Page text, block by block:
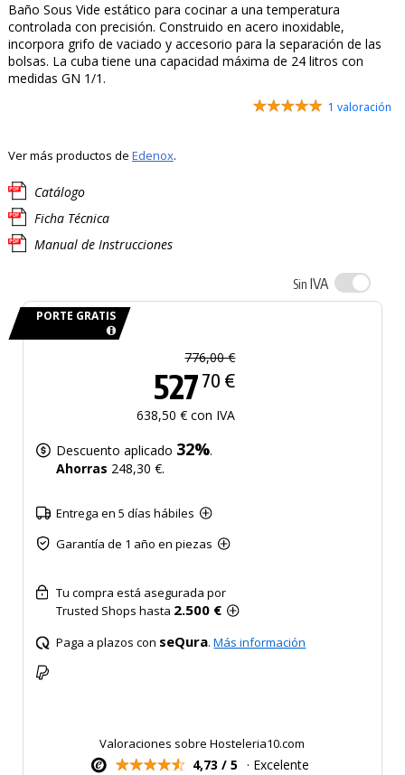
Baño Sous Vide estático para cocinar a una temperatura
controlada con precisión. Construido en acero inoxidable,
incorpora grifo de vaciado y accesorio para la separación de las
bolsas. La cuba tiene una capacidad máxima de 24 litros con
medidas GN 1/1.
1 valoración
Ver más productos de Edenox.
Catálogo
Ficha Técnica
Manual de Instrucciones
Sin IVA
PORTE GRATIS
776,00 €
527 70 €
638,50 € con IVA
Descuento aplicado 32%.
Ahorras 248,30 €.
Entrega en 5 días hábiles
Garantía de 1 año en piezas
Tu compra está asegurada por
Trusted Shops hasta 2.500 €
Paga a plazos con seQura.Más información
Valoraciones sobre Hosteleria10.com
4,73 / 5 · Excelente